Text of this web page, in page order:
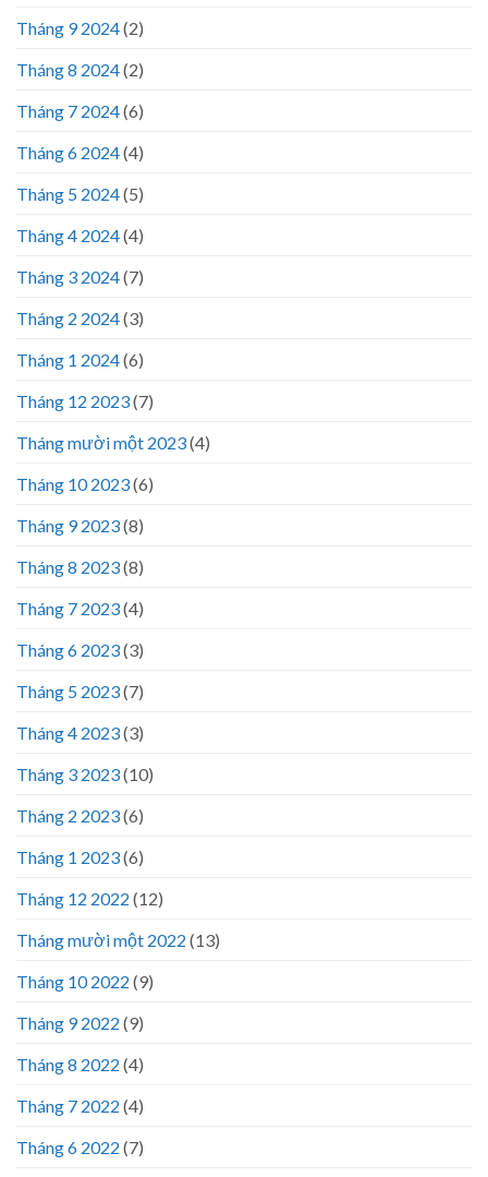
Tháng 9 2024(2)
Tháng 8 2024(2)
Tháng 7 2024(6)
Tháng 6 2024(4)
Tháng 5 2024(5)
Tháng 4 2024(4)
Tháng 3 2024(7)
Tháng 2 2024(3)
Tháng 1 2024(6)
Tháng 12 2023(7)
Tháng mười một 2023(4)
Tháng 10 2023(6)
Tháng 9 2023(8)
Tháng 8 2023(8)
Tháng 7 2023(4)
Tháng 6 2023(3)
Tháng 5 2023(7)
Tháng 4 2023(3)
Tháng 3 2023(10)
Tháng 2 2023(6)
Tháng 1 2023(6)
Tháng 12 2022 (12)
Tháng mười một 2022 (13)
Tháng 10 2022 (9)
Tháng 9 2022 (9)
Tháng 8 2022 (4)
Tháng 7 2022 (4)
Tháng 6 2022 (7)